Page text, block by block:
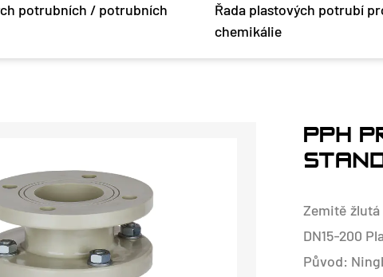
potrubních / potrubních
Řada plastových potrubí
chemikálie
PPH
Zemitě
DN15-200
Původ: